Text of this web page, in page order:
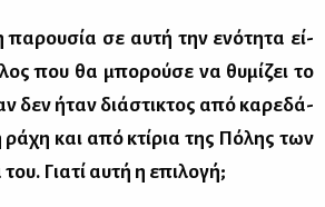
πα­ρου­σία σε αυ­τή την ενό­τη­τα εί­
που θα μπο­ρού­σε να θυ­μί­ζει το
δεν ήταν διά­στι­κτος από κα­ρε­δά­
ρά­χη και από κτί­ρια της Πό­λης των
του. Για­τί αυ­τή η επι­λο­γή;